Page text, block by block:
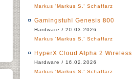
Markus 'Markus S.' Schaffarz
Gamingstuhl Genesis 800
Hardware / 20.03.2026
Markus 'Markus S.' Schaffarz
HyperX Cloud Alpha 2 Wireless
Hardware / 16.02.2026
Markus 'Markus S.' Schaffarz